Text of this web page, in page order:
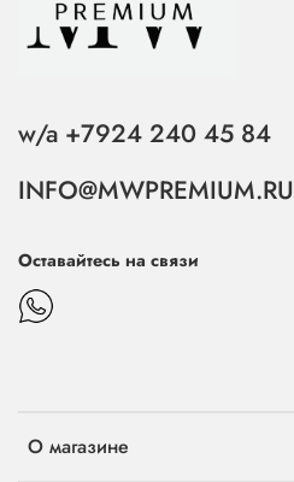
О магазине
w/a +7924 240 45 84
INFO@MWPREMIUM.RU
Оставайтесь на связи